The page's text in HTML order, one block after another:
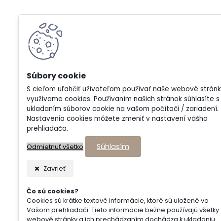
S cieľom uľahčiť užívateľom používať naše webové
využívame cookies. Používaním našich stránok súhlasíte s
ukladaním súborov cookie na vašom počítači / zariadení.
Nastavenia cookies môžete zmeniť v nastavení vášho
prehliadača.
Odmietnuť všetko Súhlasím
Zavrieť
Čo sú cookies?
Cookies sú krátke textové informácie, ktoré sú uložené vo
Vašom prehliadači. Tieto informácie bežne používajú všetky
webové stránky a ich prechádzaním dochádza k ukladaniu